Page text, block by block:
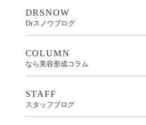
DRSNOW
Drスノウブログ
COLUMN
なら美容形成コラム
STAFF
スタッフブログ